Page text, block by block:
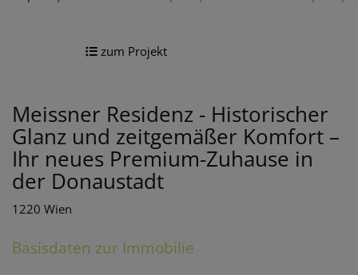
zum Projekt
Meissner Residenz - Historischer
Glanz und zeitgemäßer Komfort –
Ihr neues Premium-Zuhause in
der Donaustadt
1220 Wien
Basisdaten zur Immobilie